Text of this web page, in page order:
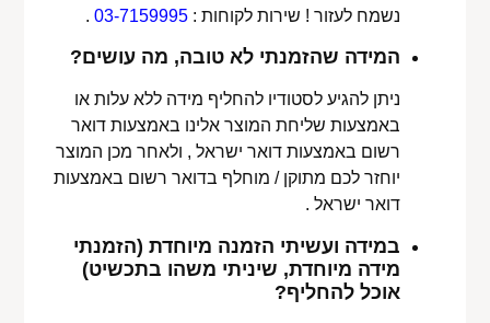
נשמח לעזור ! שירות לקוחות :03-7159995
.
המידה שהזמנתי לא טובה, מה עושים?
ניתן להגיע לסטודיו להחליף מידה ללא עלות או
באמצעות שליחת המוצר אלינו באמצעות דואר
רשום באמצעות דואר ישראל , ולאחר מכן המוצר
יוחזר לכם מתוקן / מוחלף בדואר רשום באמצעות
דואר ישראל .
במידה ועשיתי הזמנה מיוחדת (הזמנתי
מידה מיוחדת, שיניתי משהו בתכשיט)
אוכל להחליף?